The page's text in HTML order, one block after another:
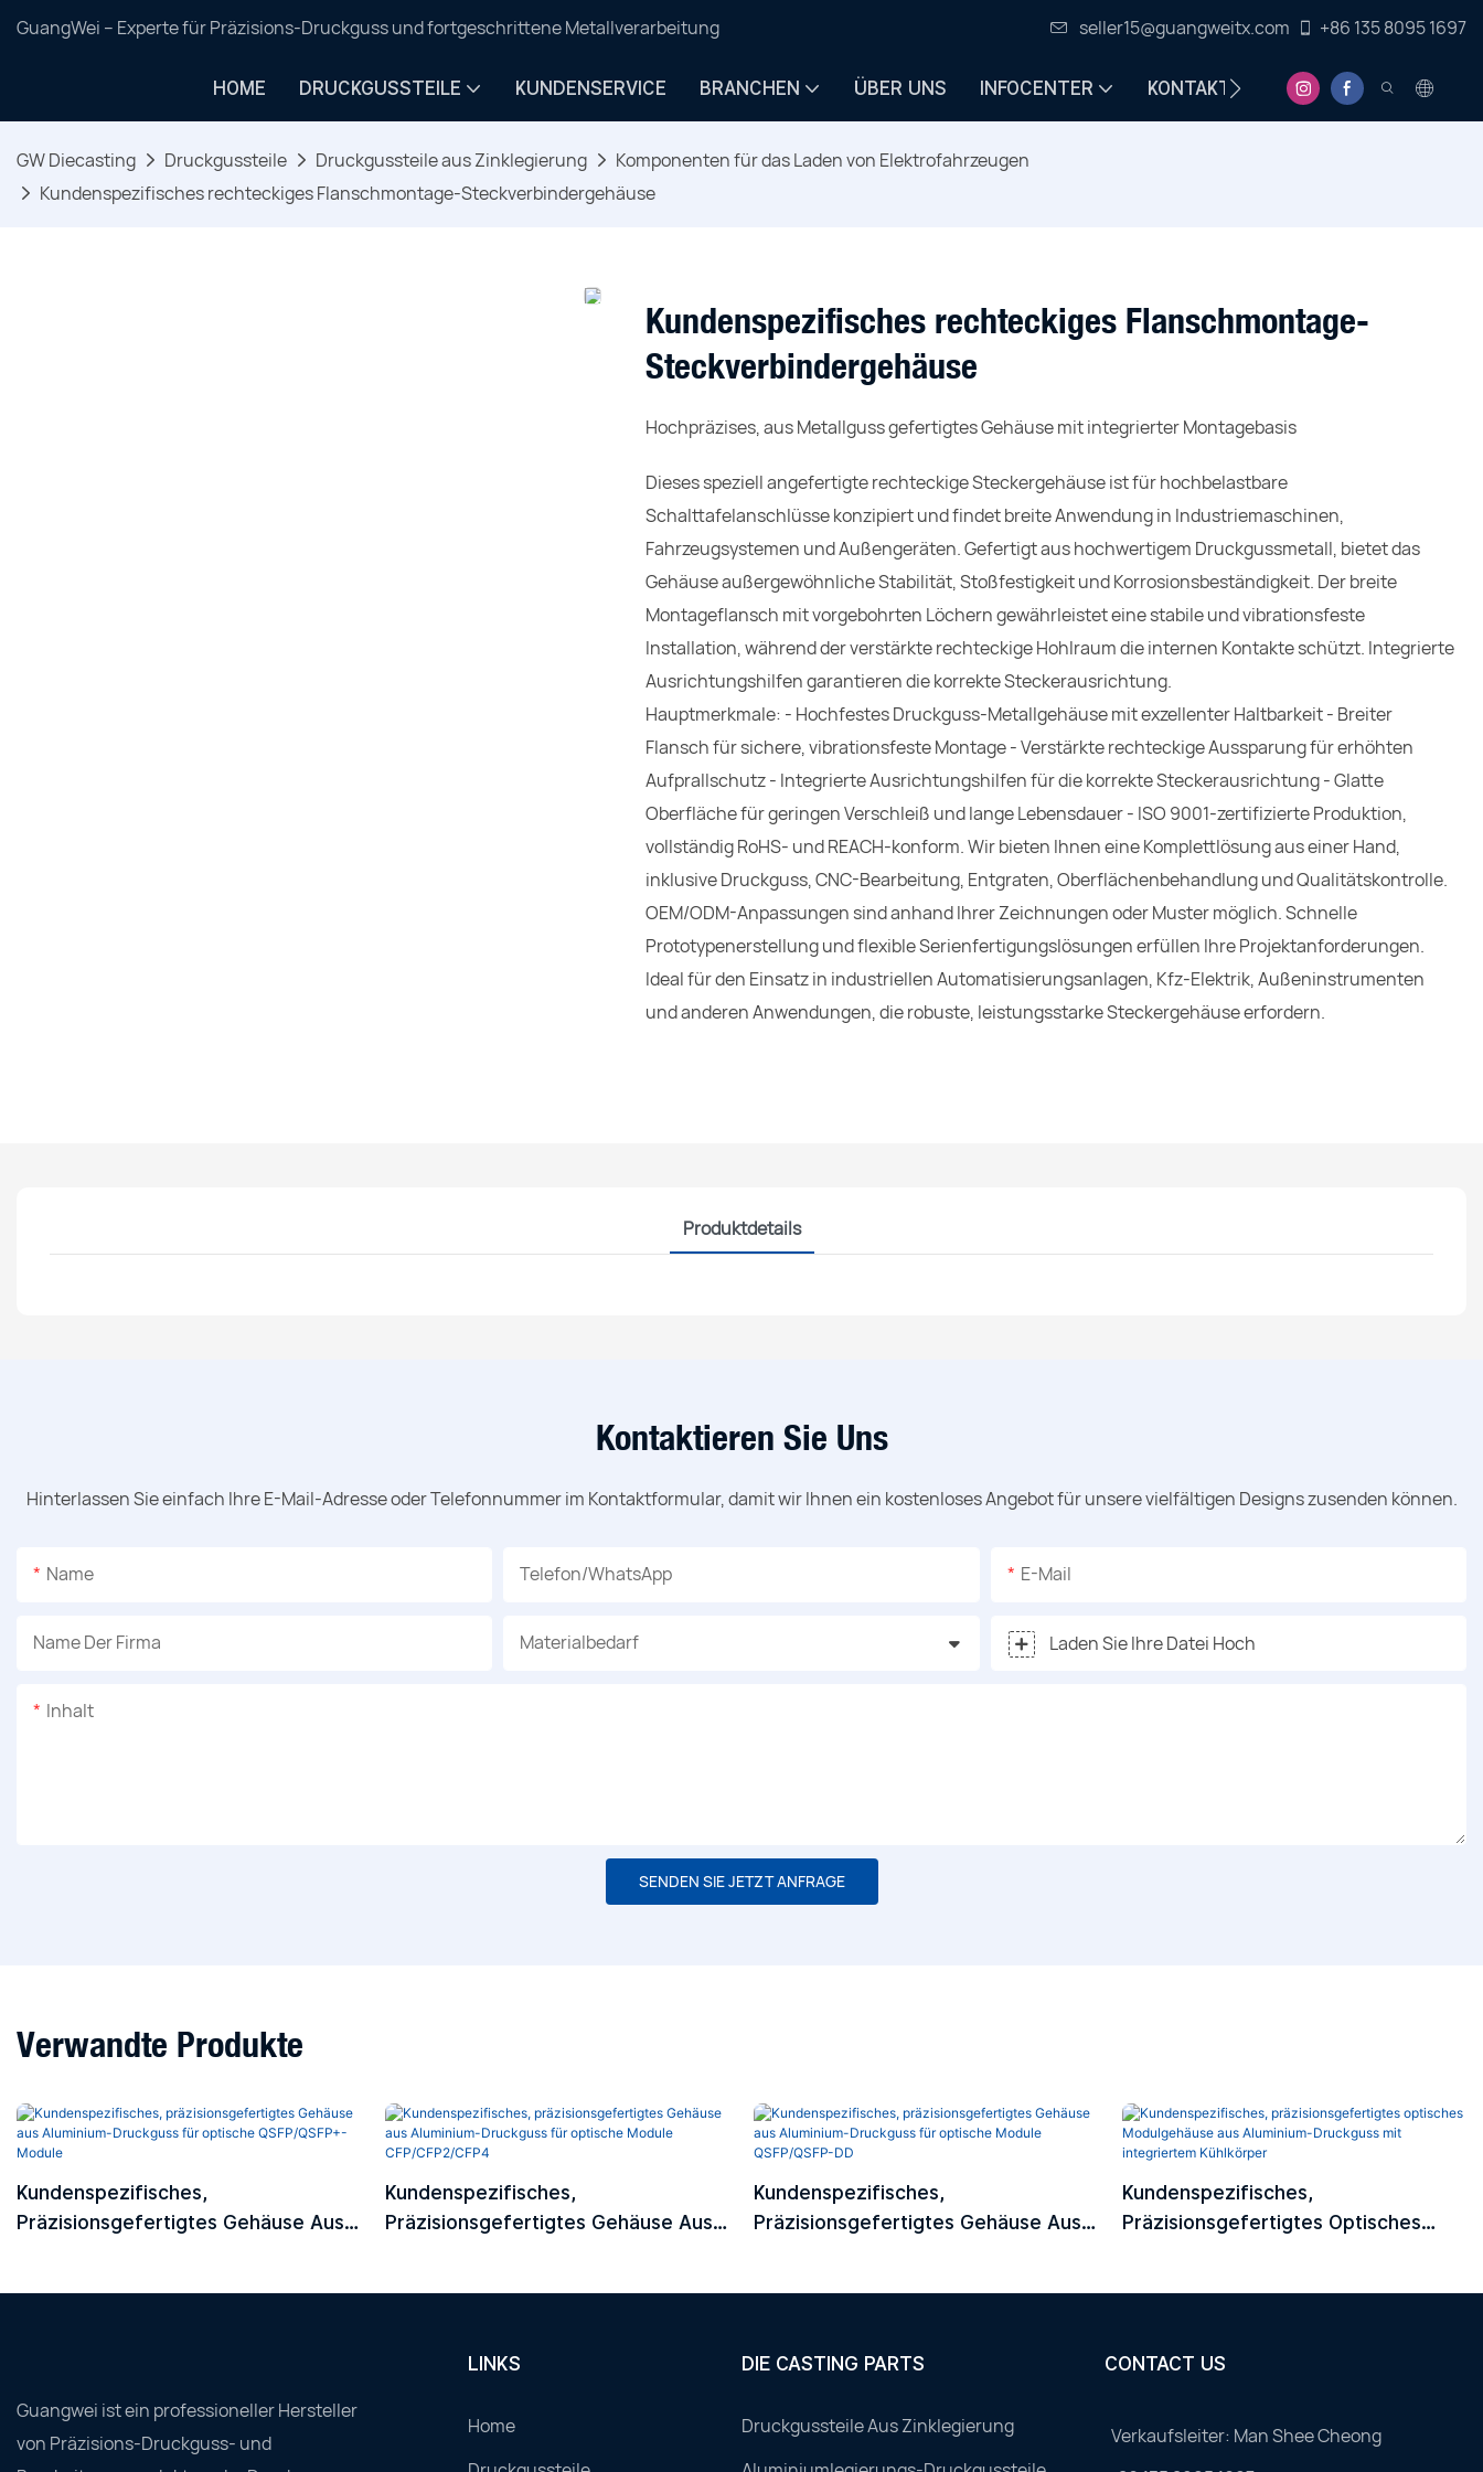
GuangWei – Experte für Präzisions-Druckguss und fortgeschrittene Metallverarbeitung seller15@guangweitx.com +86 135 8095 1697
HOME DRUCKGUSSTEILE KUNDENSERVICE BRANCHEN ÜBER UNS INFOCENTER KONTAKT
GW Diecasting Druckgussteile Druckgussteile aus Zinklegierung
Komponenten für das Laden von Elektrofahrzeugen
Kundenspezifisches rechteckiges Flanschmontage-Steckverbindergehäuse
Kundenspezifisches rechteckiges Flanschmontage-
Steckverbindergehäuse
Hochpräzises, aus Metallguss gefertigtes Gehäuse mit integrierter Montagebasis
Dieses speziell angefertigte rechteckige Steckergehäuse ist für hochbelastbare
Schalttafelanschlüsse konzipiert und findet breite Anwendung in Industriemaschinen,
Fahrzeugsystemen und Außengeräten. Gefertigt aus hochwertigem Druckgussmetall, bietet das
Gehäuse außergewöhnliche Stabilität, Stoßfestigkeit und Korrosionsbeständigkeit. Der breite
Montageflansch mit vorgebohrten Löchern gewährleistet eine stabile und vibrationsfeste
Installation, während der verstärkte rechteckige Hohlraum die internen Kontakte schützt. Integrierte
Ausrichtungshilfen garantieren die korrekte Steckerausrichtung.
Hauptmerkmale: - Hochfestes Druckguss-Metallgehäuse mit exzellenter Haltbarkeit - Breiter
Flansch für sichere, vibrationsfeste Montage - Verstärkte rechteckige Aussparung für erhöhten
Aufprallschutz - Integrierte Ausrichtungshilfen für die korrekte Steckerausrichtung - Glatte
Oberfläche für geringen Verschleiß und lange Lebensdauer - ISO 9001-zertifizierte Produktion,
vollständig RoHS- und REACH-konform. Wir bieten Ihnen eine Komplettlösung aus einer Hand,
inklusive Druckguss, CNC-Bearbeitung, Entgraten, Oberflächenbehandlung und Qualitätskontrolle.
OEM/ODM-Anpassungen sind anhand Ihrer Zeichnungen oder Muster möglich. Schnelle
Prototypenerstellung und flexible Serienfertigungslösungen erfüllen Ihre Projektanforderungen.
Ideal für den Einsatz in industriellen Automatisierungsanlagen, Kfz-Elektrik, Außeninstrumenten
und anderen Anwendungen, die robuste, leistungsstarke Steckergehäuse erfordern.
Produktdetails
Kontaktieren Sie Uns
Hinterlassen Sie einfach Ihre E-Mail-Adresse oder Telefonnummer im Kontaktformular, damit wir Ihnen ein kostenloses Angebot für unsere vielfältigen Designs zusenden können.
Name Telefon/WhatsApp E-Mail
Name Der Firma Materialbedarf Laden Sie Ihre Datei Hoch
Inhalt
SENDEN SIE JETZT ANFRAGE
Verwandte Produkte
Kundenspezifisches,
Präzisionsgefertigtes Gehäuse Aus
Kundenspezifisches,
Präzisionsgefertigtes Gehäuse Aus
Kundenspezifisches,
Präzisionsgefertigtes Gehäuse Aus
Kundenspezifisches,
Präzisionsgefertigtes Optisches
Guangwei ist ein professioneller Hersteller
von Präzisions-Druckguss- und
LINKS
Home
DIE CASTING PARTS
Druckgussteile Aus Zinklegierung
CONTACT US
Verkaufsleiter: Man Shee Cheong